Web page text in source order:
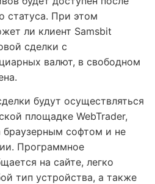
статуса. При этом
ли клиент Samsbit
сделки с
валют, в свободном
будут осуществляться
площадке WebTrader,
браузерным софтом и не
Программное
на сайте, легко
тип устройства, а также